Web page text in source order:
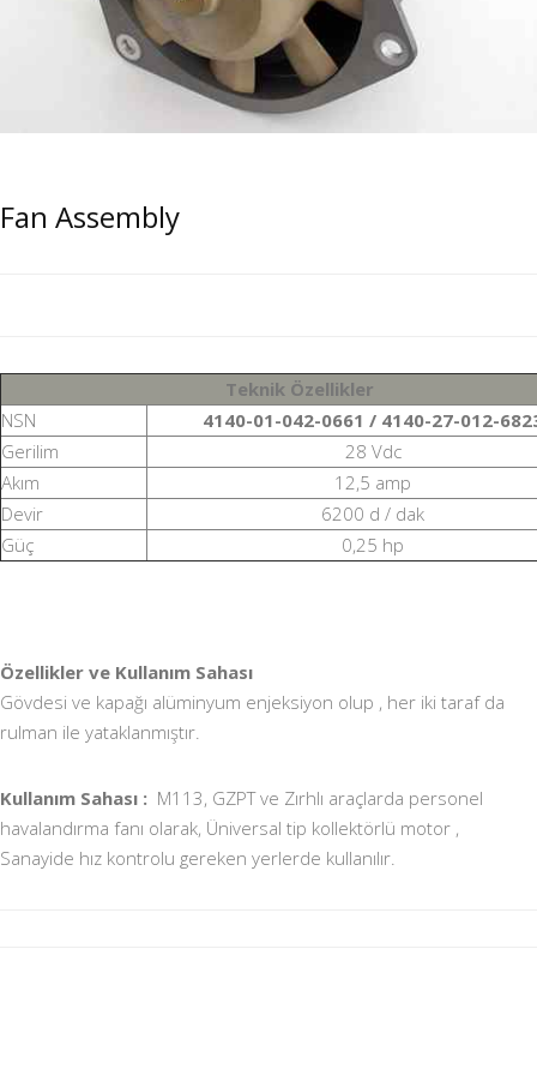
Fan Assembly
Teknik Özellikler
NSN
4140-01-042-0661 / 4140-27-012-
Gerilim
28 Vdc
Akım
12,5 amp
Devir
6200 d / dak
Güç
0,25 hp
Özellikler ve Kullanım Sahası
Gövdesi ve kapağı alüminyum enjeksiyon olup , her iki taraf da
rulman ile yataklanmıştır.
Kullanım Sahası : M113, GZPT ve Zırhlı araçlarda personel
havalandırma fanı olarak, Üniversal tip kollektörlü motor ,
Sanayide hız kontrolu gereken yerlerde kullanılır.